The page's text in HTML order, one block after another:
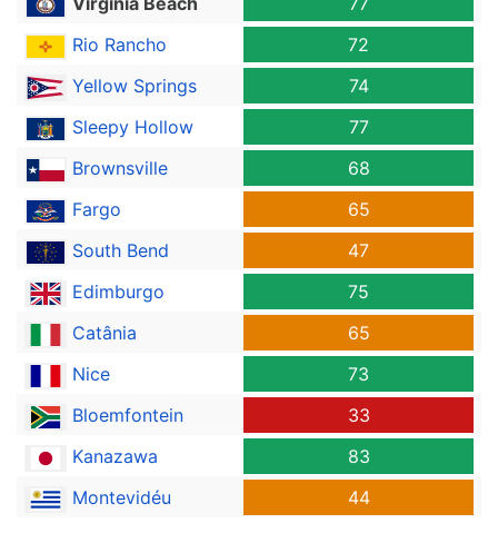
Rio Rancho
72
Yellow Springs
74
Sleepy Hollow
77
Brownsville
68
Fargo
65
South Bend
47
Edimburgo
75
Catânia
65
Nice
73
Bloemfontein
33
Kanazawa
83
Montevidéu
44